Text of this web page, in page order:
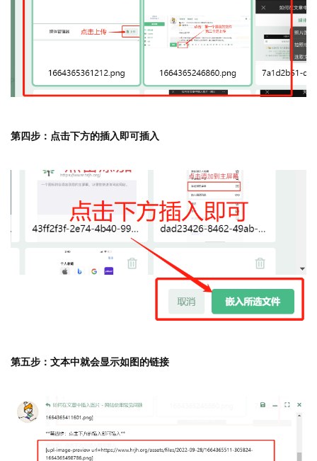
第四步：点击下方的插入即可插入
第五步：文本中就会显示如图的链接